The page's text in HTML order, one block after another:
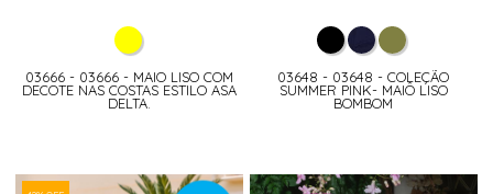
03666 - 03666 - MAIO LISO COM
DECOTE NAS COSTAS ESTILO ASA
DELTA.
03648 - 03648 - COLEÇÃO
SUMMER PINK- MAIÔ LISO
BOMBOM